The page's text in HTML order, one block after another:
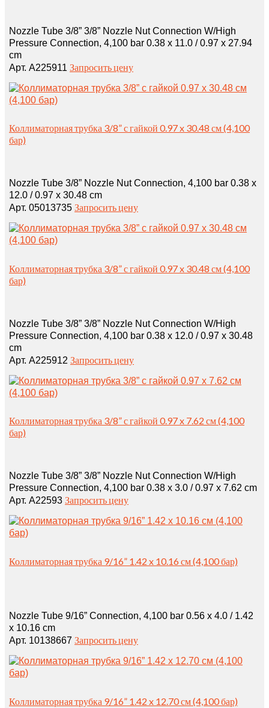
Nozzle Tube 3/8” 3/8” Nozzle Nut Connection W/High
Pressure Connection, 4,100 bar 0.38 x 11.0 / 0.97 x 27.94
cm
Арт. A225911 Запросить цену
Коллиматорная трубка 3/8” с гайкой 0.97 x 30.48 см (4,100
бар)
Nozzle Tube 3/8” Nozzle Nut Connection, 4,100 bar 0.38 x
12.0 / 0.97 x 30.48 cm
Арт. 05013735 Запросить цену
Коллиматорная трубка 3/8” с гайкой 0.97 x 30.48 см (4,100
бар)
Nozzle Tube 3/8” 3/8” Nozzle Nut Connection W/High
Pressure Connection, 4,100 bar 0.38 x 12.0 / 0.97 x 30.48
cm
Арт. A225912 Запросить цену
Коллиматорная трубка 3/8” с гайкой 0.97 x 7.62 см (4,100
бар)
Nozzle Tube 3/8” 3/8” Nozzle Nut Connection W/High
Pressure Connection, 4,100 bar 0.38 x 3.0 / 0.97 x 7.62 cm
Арт. A22593 Запросить цену
Коллиматорная трубка 9/16” 1.42 x 10.16 см (4,100 бар)
Nozzle Tube 9/16” Connection, 4,100 bar 0.56 x 4.0 / 1.42
x 10.16 cm
Арт. 10138667 Запросить цену
Коллиматорная трубка 9/16” 1.42 x 12.70 см (4,100 бар)